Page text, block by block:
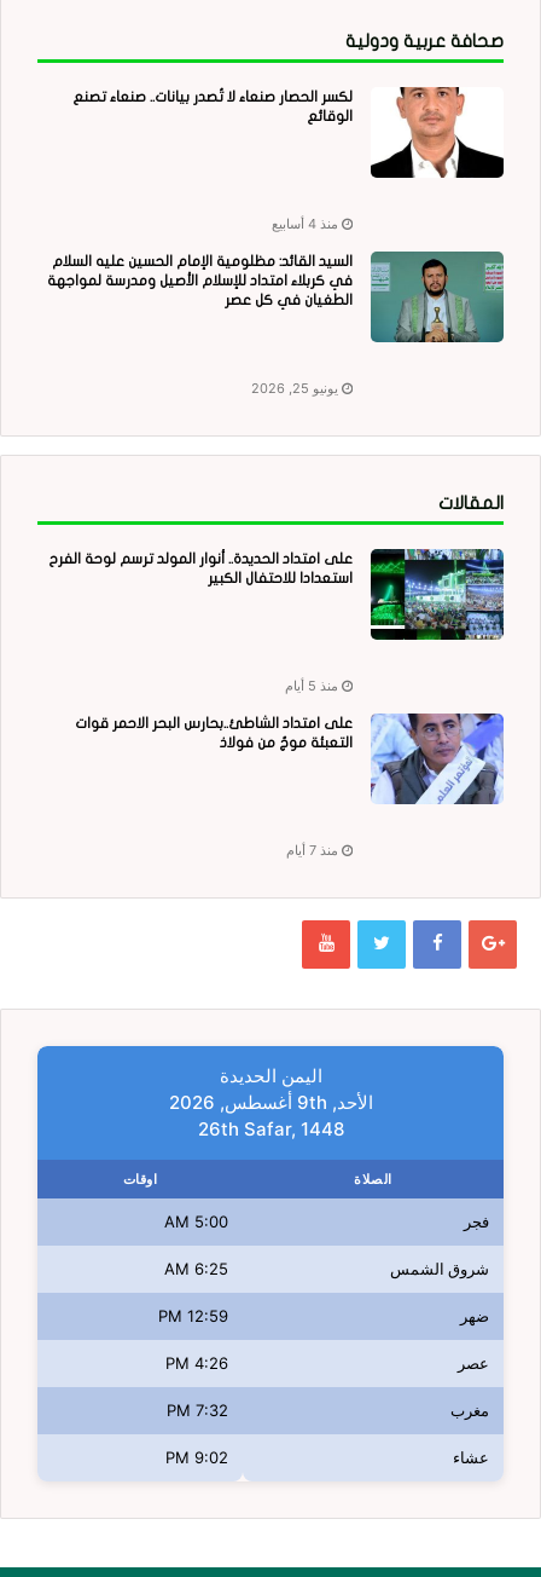
صحافة عربية ودولية
لكسر الحصار صنعاء لا تُصدر بيانات.. صنعاء تصنع
الوقائع
منذ 4 أسابيع
السيد القائد: مظلومية الإمام الحسين عليه السلام
في كربلاء امتداد للإسلام الأصيل ومدرسة لمواجهة
الطغيان في كل عصر
يونيو 25, 2026
المقالات
على امتداد الحديدة.. أنوار المولد ترسم لوحة الفرح
استعدادا للاحتفال الكبير
منذ 5 أيام
على امتداد الشاطئ..بحارس البحر الاحمر قوات
التعبئة موجٌ من فولاذ
منذ 7 أيام
اليمن الحديدة
الأحد, 9th أغسطس, 2026
26th Safar, 1448
الصلاة اوقات
فجر 5:00 AM
شروق الشمس 6:25 AM
ضهر 12:59 PM
عصر 4:26 PM
مغرب 7:32 PM
عشاء 9:02 PM